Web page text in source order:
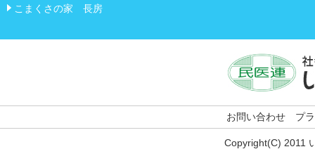
こまくさの家 長房
お問い合わせ プ
Copyright(C) 2011